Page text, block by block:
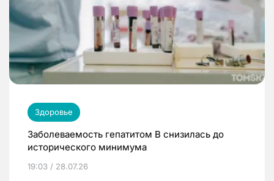
Здоровье
Заболеваемость гепатитом В снизилась до
исторического минимума
19:03 / 28.07.26